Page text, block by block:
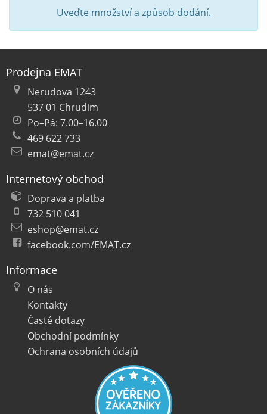
Uveďte množství a způsob dodání.
Prodejna EMAT
Nerudova 1243
537 01 Chrudim
Po–Pá: 7.00–16.00
469 622 733
emat@emat.cz
Internetový obchod
Doprava a platba
732 510 041
eshop@emat.cz
facebook.com/EMAT.cz
Informace
O nás
Kontakty
Časté dotazy
Obchodní podmínky
Ochrana osobních údajů